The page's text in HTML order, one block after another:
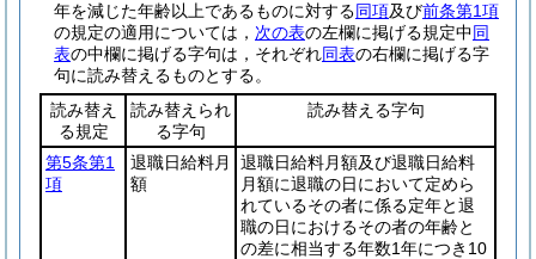
年を減じた年齢以上であるものに対する同項及び前条第1項
の規定の適用については， 次の表の左欄に掲げる規定中同
表の中欄に掲げる字句は，それぞれ同表の右欄に掲げる字
句に読み替えるものとする。
読み替え
る規定
読み替えられ
る字句
読み替える字句
第5条第1
項
退職日給料月
額
退職日給料月額及び退職日給料
月額に退職の日において定めら
れているその者に係る定年と退
職の日におけるその者の年齢と
の差に相当する年数1年につき10